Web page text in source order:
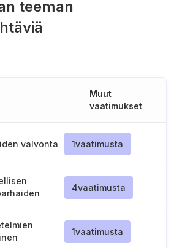
teeman
Muut
vaatimukset
valvonta 1vaatimusta
4vaatimusta
1vaatimusta